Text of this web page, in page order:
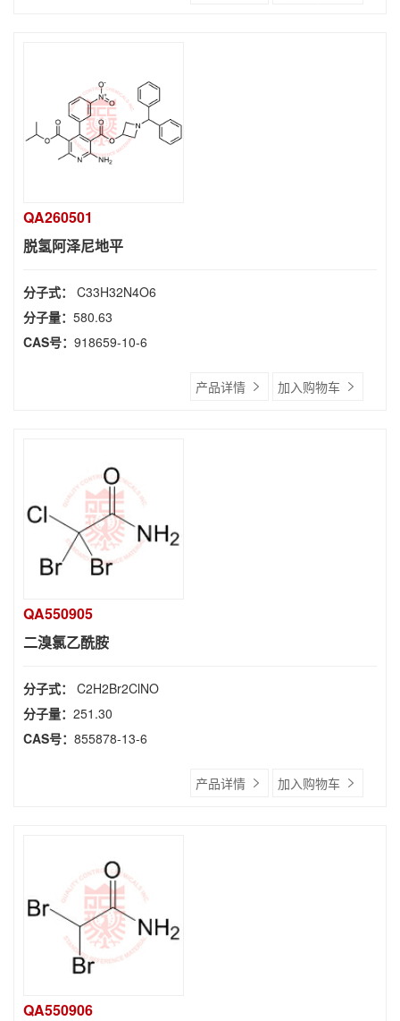
QA260501
脱氢阿泽尼地平
分子式： C33H32N4O6
分子量： 580.63
CAS号： 918659-10-6
产品详情 加入购物车
QA550905
二溴氯乙酰胺
分子式： C2H2Br2ClNO
分子量： 251.30
CAS号： 855878-13-6
产品详情 加入购物车
QA550906